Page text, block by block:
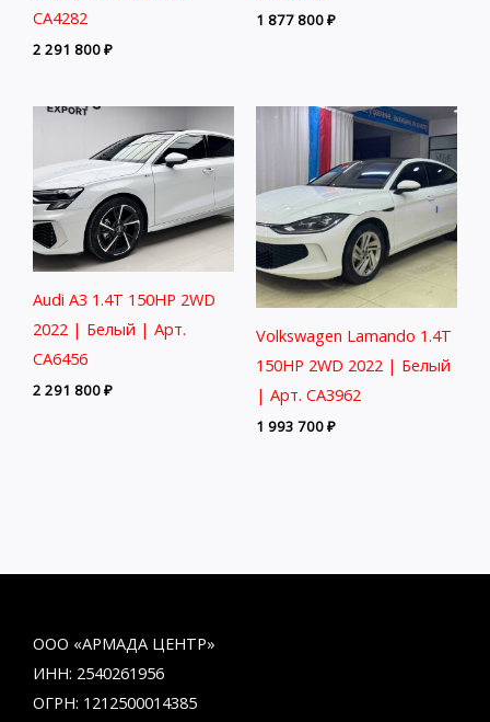
CA4282
2 291 800₽
1 877 800₽
Audi A3 1.4T 150HP 2WD
2022 | Белый | Арт.
CA6456
2 291 800₽
Volkswagen Lamando 1.4T
150HP 2WD 2022 | Белый
| Арт. CA3962
1 993 700₽
ООО «АРМАДА ЦЕНТР»
ИНН: 2540261956
ОГРН: 1212500014385